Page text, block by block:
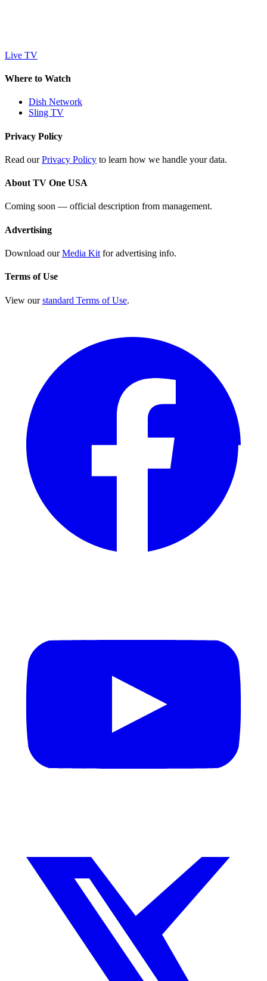
Live TV
Where to Watch
Dish Network
Sling TV
Privacy Policy
Read ourPrivacy Policy to learn how we handle your data.
About TV One USA
Coming soon — official description from management.
Advertising
Download ourMedia Kit for advertising info.
Terms of Use
View ourstandard Terms of Use.